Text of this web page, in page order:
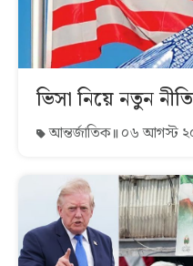
ভিসা নিয়ে নতুন
আন্তর্জাতিক ০৬ আগস্ট